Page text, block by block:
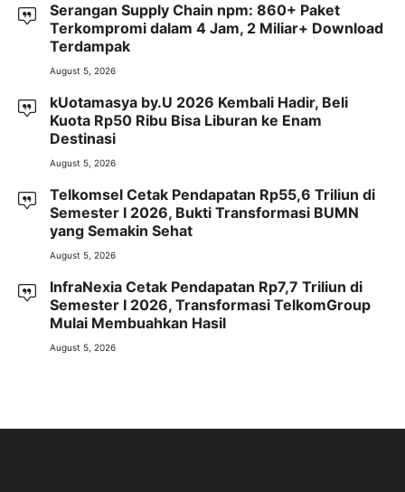
Serangan Supply Chain npm: 860+ Paket
Terkompromi dalam 4 Jam, 2 Miliar+ Download
Terdampak
August 5, 2026
kUotamasya by.U 2026 Kembali Hadir, Beli
Kuota Rp50 Ribu Bisa Liburan ke Enam
Destinasi
August 5, 2026
Telkomsel Cetak Pendapatan Rp55,6 Triliun di
Semester I 2026, Bukti Transformasi BUMN
yang Semakin Sehat
August 5, 2026
InfraNexia Cetak Pendapatan Rp7,7 Triliun di
Semester I 2026, Transformasi TelkomGroup
Mulai Membuahkan Hasil
August 5, 2026